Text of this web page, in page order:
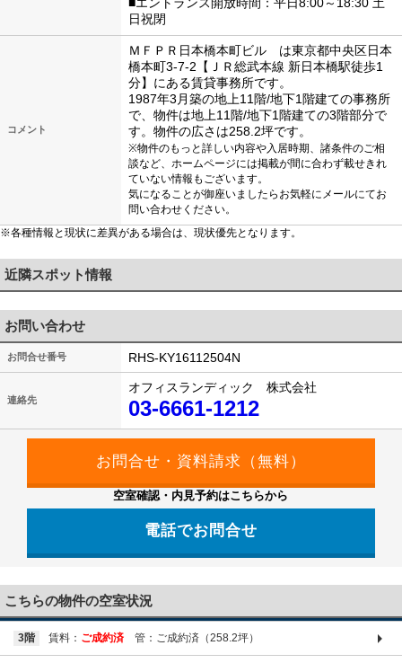
日祝閉
コメント
ＭＦＰＲ日本橋本町ビル は東京都中央区日本
橋本町3-7-2【ＪＲ総武本線 新日本橋駅徒歩1
分】にある賃貸事務所です。
1987年3月築の地上11階/地下1階建ての事務所
で、物件は地上11階/地下1階建ての3階部分で
す。物件の広さは258.2坪です。
※物件のもっと詳しい内容や入居時期、諸条件のご相
談など、ホームページには掲載が間に合わず載せきれ
ていない情報もございます。
気になることが御座いましたらお気軽にメールにてお
問い合わせください。
※各種情報と現状に差異がある場合は、現状優先となります。
近隣スポット情報
お問い合わせ
お問合せ番号 RHS-KY16112504N
連絡先
オフィスランディック 株式会社
03-6661-1212
空室確認・内見予約はこちらから
電話でお問合せ
こちらの物件の空室状況
3階 賃料： ご成約済 管：ご成約済（258.2坪）